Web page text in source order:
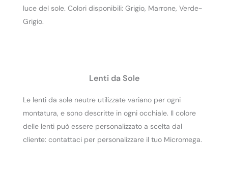
luce del sole. Colori disponibili: Grigio, Marrone, Verde-
Grigio.
Lenti da Sole
Le lenti da sole neutre utilizzate variano per ogni
montatura, e sono descritte in ogni occhiale. Il colore
delle lenti può essere personalizzato a scelta dal
cliente: contattaci per personalizzare il tuo Micromega.